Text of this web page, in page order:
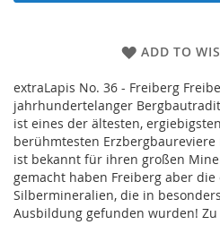
ADD TO
extraLapis No. 36 - Freiberg
jahrhundertelanger
ist eines der ältesten,
berühmtesten
ist bekannt für ihren großen
gemacht haben Freiberg aber
Silbermineralien, die in
Ausbildung gefunden wurden! Zu